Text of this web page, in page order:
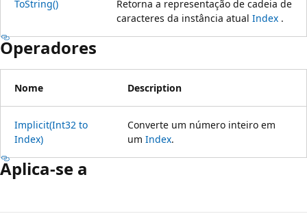
ToString()
Retorna a representação de cadeia de
caracteres da instância atual Index .
Operadores
Nome Description
Implicit(Int32 to
Index)
Converte um número inteiro em
um Index.
Aplica-se a